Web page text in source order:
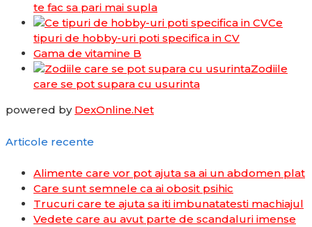
te fac sa pari mai supla
Ce
tipuri de hobby-uri poti specifica in CV
Gama de vitamine B
Zodiile
care se pot supara cu usurinta
powered by DexOnline.Net
Articole recente
Alimente care vor pot ajuta sa ai un abdomen plat
Care sunt semnele ca ai obosit psihic
Trucuri care te ajuta sa iti imbunatatesti machiajul
Vedete care au avut parte de scandaluri imense